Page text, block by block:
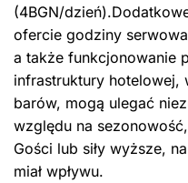
(4BGN/
ofercie godziny
a także funkcjonowanie
infrastruktury hotelowej,
barów, mogą ulegać
względu na
Gości lub siły wyższe,
miał wpływu.